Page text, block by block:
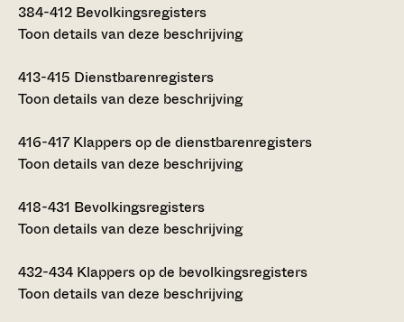
384-412 Bevolkingsregisters
Toon details van deze beschrijving
413-415 Dienstbarenregisters
Toon details van deze beschrijving
416-417 Klappers op de dienstbarenregisters
Toon details van deze beschrijving
418-431 Bevolkingsregisters
Toon details van deze beschrijving
432-434 Klappers op de bevolkingsregisters
Toon details van deze beschrijving